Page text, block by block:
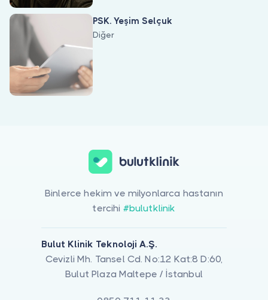
PSK. Yeşim Selçuk
Diğer
Binlerce hekim ve milyonlarca hastanın
tercihi #bulutklinik
Bulut Klinik Teknoloji A.Ş.
Cevizli Mh. Tansel Cd. No:12 Kat:8 D:60,
Bulut Plaza Maltepe / İstanbul